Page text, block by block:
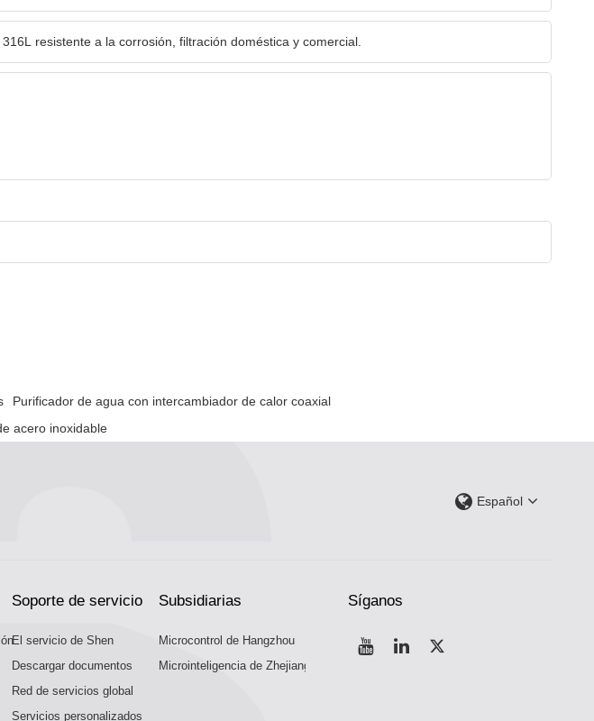
Purificador de agua con intercambiador de calor coaxial
acero inoxidable
Español
Soporte de servicio
El servicio de Shen
Descargar documentos
Red de servicios global
Servicios personalizados
Subsidiarias
Microcontrol de Hangzhou
Microinteligencia de Zhejiang
Síganos